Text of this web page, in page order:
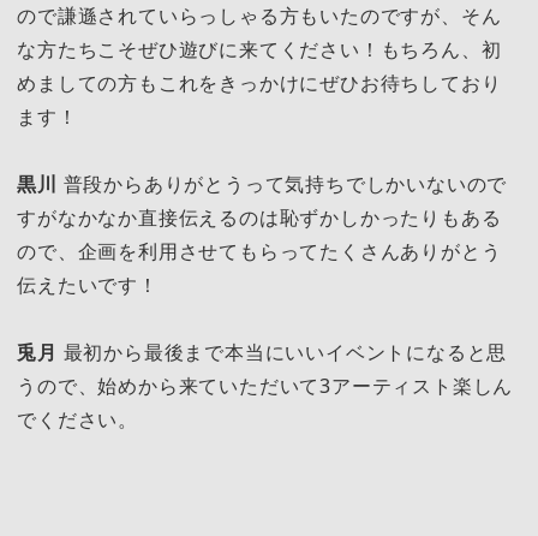
ので謙遜されていらっしゃる方もいたのですが、そん
な方たちこそぜひ遊びに来てください！もちろん、初
めましての方もこれをきっかけにぜひお待ちしており
ます！
黒川 普段からありがとうって気持ちでしかいないので
すがなかなか直接伝えるのは恥ずかしかったりもある
ので、企画を利用させてもらってたくさんありがとう
伝えたいです！
兎月 最初から最後まで本当にいいイベントになると思
うので、始めから来ていただいて3アーティスト楽しん
でください。